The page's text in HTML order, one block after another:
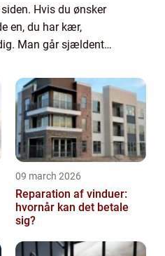
Hvis du ønsker
en, du har kær,
Man går sjældent
af et sødt og
09 march 2026
Reparation af vinduer:
hvornår kan det betale
sig?